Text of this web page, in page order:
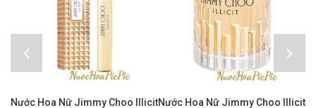
Nước Hoa Nữ Jimmy Choo IllicitNước Hoa Nữ Jimmy Choo Illicit